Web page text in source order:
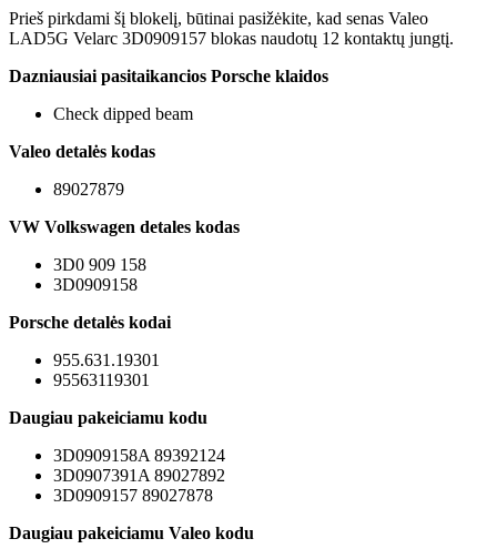
Prieš pirkdami šį blokelį, būtinai pasižėkite, kad senas Valeo
LAD5G Velarc 3D0909157 blokas naudotų 12 kontaktų jungtį.
Dazniausiai pasitaikancios Porsche klaidos
Check dipped beam
Valeo detalės kodas
89027879
VW Volkswagen detales kodas
3D0 909 158
3D0909158
Porsche detalės kodai
955.631.19301
95563119301
Daugiau pakeiciamu kodu
3D0909158A 89392124
3D0907391A 89027892
3D0909157 89027878
Daugiau pakeiciamu Valeo kodu